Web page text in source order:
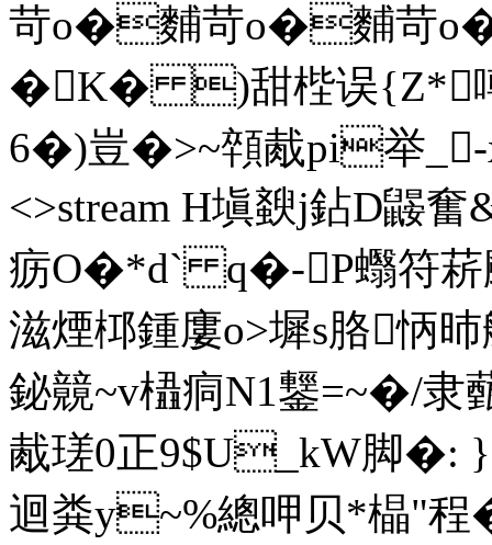
苛o�麱苛o�麱苛
�K� )甜梐误{Z*噂
6�)豈�>~顇胾pi举_-
<>stream H塡斔j鉆D鼹
疬O�*d` q�-P蠮符菥
滋煙桏鍾廔o>墀s胳怲
鉍竸~v橻痌N1鑋=~�/
胾瑳0正9$U_kW脚�:
迴粪y~%總呷贝*橸"程